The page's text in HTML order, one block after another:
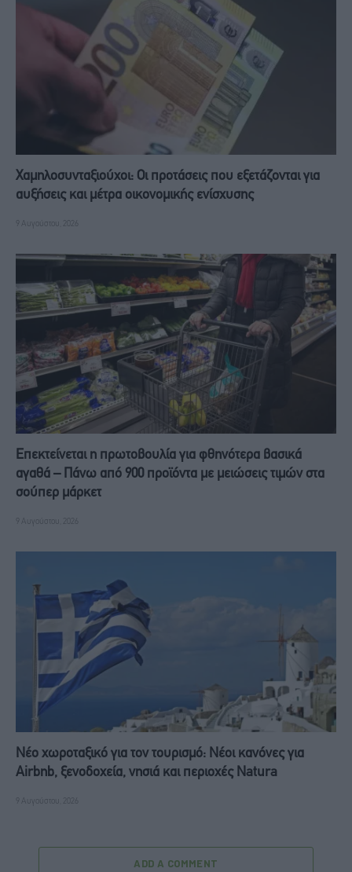
Χαμηλοσυνταξιούχοι: Οι προτάσεις που εξετάζονται για
αυξήσεις και μέτρα οικονομικής ενίσχυσης
9 Αυγούστου, 2026
Επεκτείνεται η πρωτοβουλία για φθηνότερα βασικά
αγαθά – Πάνω από 900 προϊόντα με μειώσεις τιμών στα
σούπερ μάρκετ
9 Αυγούστου, 2026
Νέο χωροταξικό για τον τουρισμό: Νέοι κανόνες για
Airbnb, ξενοδοχεία, νησιά και περιοχές Natura
9 Αυγούστου, 2026
ADD A COMMENT